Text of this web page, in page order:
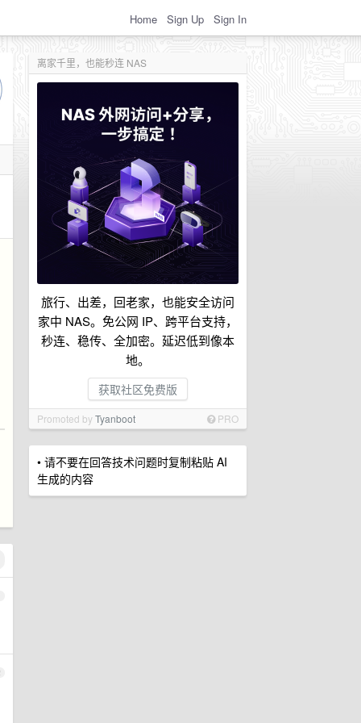
Home Sign Up Sign In
离家千里，也能秒连 NAS
旅行、出差，回老家，也能安全访问
家中 NAS。免公网 IP、跨平台支持，
秒连、稳传、全加密。延迟低到像本
地。
获取社区免费版
Promoted byTyanboot PRO
• 请不要在回答技术问题时复制粘贴 AI
生成的内容